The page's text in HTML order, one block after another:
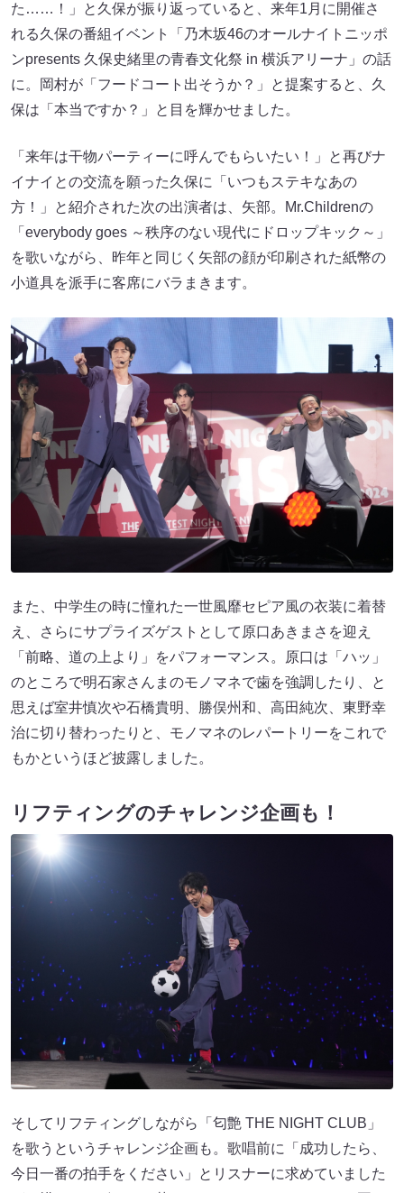
た……！」と久保が振り返っていると、来年1月に開催さ
れる久保の番組イベント「乃木坂46のオールナイトニッポ
ンpresents 久保史緒里の青春文化祭 in 横浜アリーナ」の話
に。岡村が「フードコート出そうか？」と提案すると、久
保は「本当ですか？」と目を輝かせました。
「来年は干物パーティーに呼んでもらいたい！」と再びナ
イナイとの交流を願った久保に「いつもステキなあの
方！」と紹介された次の出演者は、矢部。Mr.Childrenの
「everybody goes ～秩序のない現代にドロップキック～」
を歌いながら、昨年と同じく矢部の顔が印刷された紙幣の
小道具を派手に客席にバラまきます。
また、中学生の時に憧れた一世風靡セピア風の衣装に着替
え、さらにサプライズゲストとして原口あきまさを迎え
「前略、道の上より」をパフォーマンス。原口は「ハッ」
のところで明石家さんまのモノマネで歯を強調したり、と
思えば室井慎次や石橋貴明、勝俣州和、高田純次、東野幸
治に切り替わったりと、モノマネのレパートリーをこれで
もかというほど披露しました。
リフティングのチャレンジ企画も！
そしてリフティングしながら「匂艶 THE NIGHT CLUB」
を歌うというチャレンジ企画も。歌唱前に「成功したら、
今日一番の拍手をください」とリスナーに求めていました